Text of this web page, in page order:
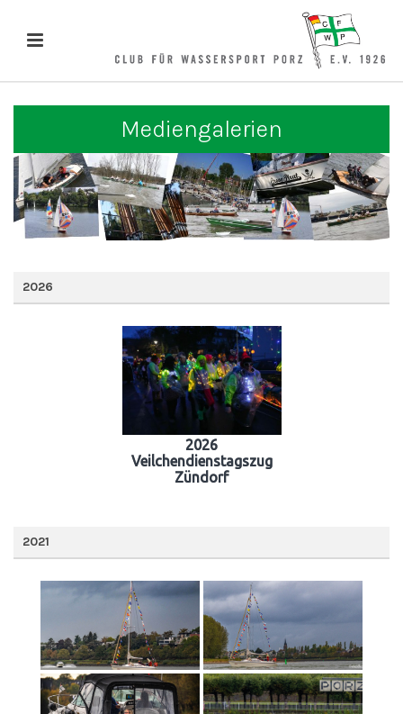
Mediengalerien
2026
2026
Veilchendienstagszug
Zündorf
2021